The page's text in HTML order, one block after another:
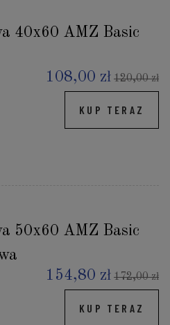
40x60 AMZ Basic
108,00 zł 120,00 zł
KUP TERAZ
50x60 AMZ Basic
154,80 zł 172,00 zł
KUP TERAZ